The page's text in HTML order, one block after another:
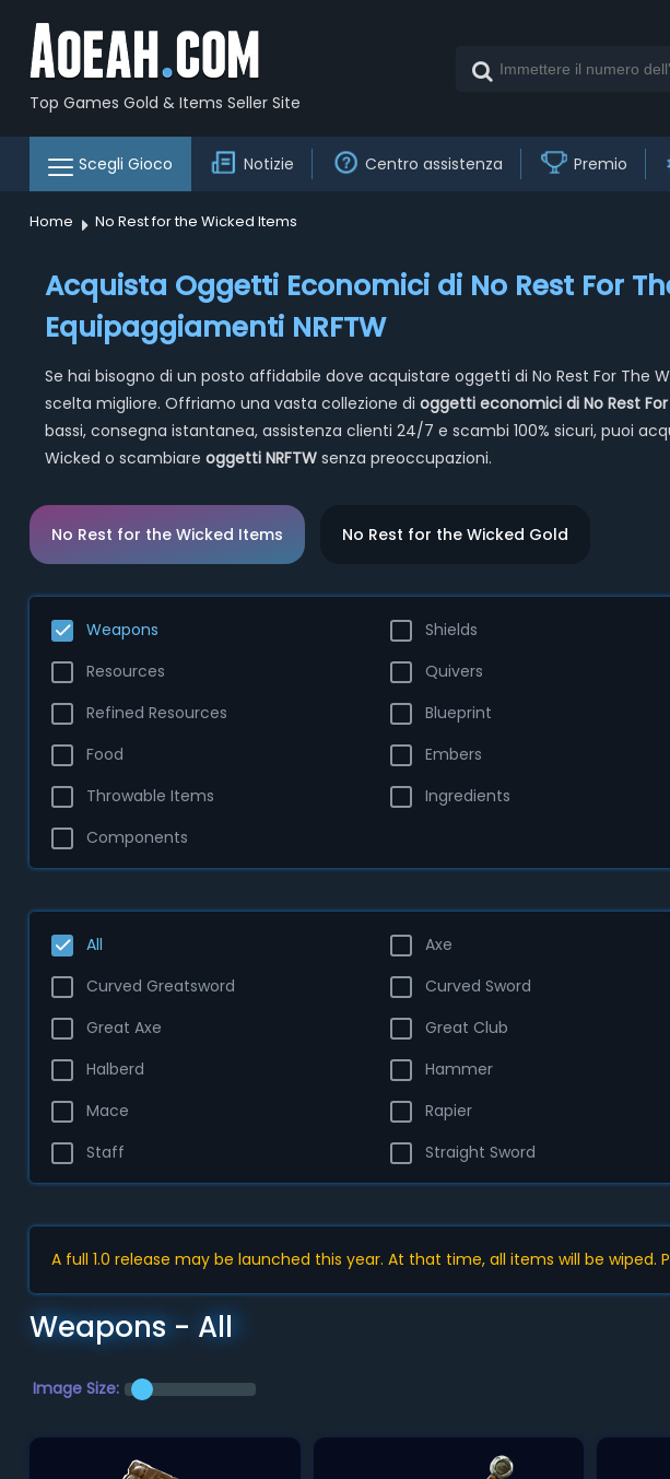
Top Games Gold & Items Seller Site
Scegli Gioco Notizie Centro assistenza Premio
Home No Rest for the Wicked Items
Acquista Oggetti Economici di No Rest For
Equipaggiamenti NRFTW
Se hai bisogno di un posto affidabile dove acquistare oggetti di No Rest For The
scelta migliore. Offriamo una vasta collezione di oggetti economici di No Rest
bassi, consegna istantanea, assistenza clienti 24/7 e scambi 100% sicuri, puoi
Wicked o scambiare oggetti NRFTWsenza preoccupazioni.
No Rest for the Wicked Items No Rest for the Wicked Gold
Weapons Shields
Resources
Quivers
Refined Resources
Blueprint
Food
Embers
Throwable Items
Ingredients
Components
All Axe
Curved Greatsword
Curved Sword
Great Axe
Great Club
Halberd
Hammer
Mace
Rapier
Staff
Straight Sword
A full 1.0 release may be launched this year. At that time, all items will be
Weapons - All
Image Size: